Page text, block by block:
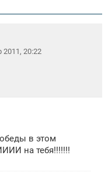
2011, 20:22
в этом
на тебя!!!!!!!